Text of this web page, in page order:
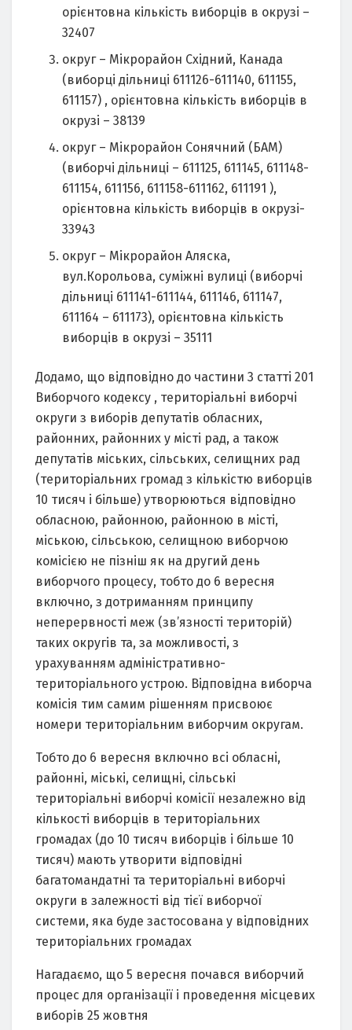
орієнтовна кількість виборців в окрузі –
32407
округ – Мікрорайон Східний, Канада
(виборці дільниці 611126-611140, 611155,
611157) , орієнтовна кількість виборців в
окрузі – 38139
округ – Мікрорайон Сонячний (БАМ)
(виборчі дільниці – 611125, 611145, 611148-
611154, 611156, 611158-611162, 611191 ),
орієнтовна кількість виборців в окрузі-
33943
округ – Мікрорайон Аляска,
вул.Корольова, суміжні вулиці (виборчі
дільниці 611141-611144, 611146, 611147,
611164 – 611173), орієнтовна кількість
виборців в окрузі – 35111
Додамо, що відповідно до частини 3 статті 201
Виборчого кодексу , територіальні виборчі
округи з виборів депутатів обласних,
районних, районних у місті рад, а також
депутатів міських, сільських, селищних рад
(територіальних громад з кількістю виборців
10 тисяч і більше) утворюються відповідно
обласною, районною, районною в місті,
міською, сільською, селищною виборчою
комісією не пізніш як на другий день
виборчого процесу, тобто до 6 вересня
включно, з дотриманням принципу
неперервності меж (зв’язності територій)
таких округів та, за можливості, з
урахуванням адміністративно-
територіального устрою. Відповідна виборча
комісія тим самим рішенням присвоює
номери територіальним виборчим округам.
Тобто до 6 вересня включно всі обласні,
районні, міські, селищні, сільські
територіальні виборчі комісії незалежно від
кількості виборців в територіальних
громадах (до 10 тисяч виборців і більше 10
тисяч) мають утворити відповідні
багатомандатні та територіальні виборчі
округи в залежності від тієї виборчої
системи, яка буде застосована у відповідних
територіальних громадах
Нагадаємо, що 5 вересня почався виборчий
процес для організації і проведення місцевих
виборів 25 жовтня